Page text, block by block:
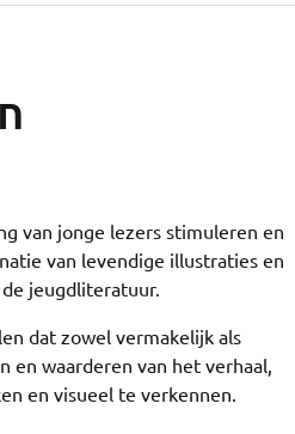
van jonge lezers stimuleren en
van levendige illustraties en
jeugdliteratuur.
dat zowel vermakelijk als
en waarderen van het verhaal,
en visueel te verkennen.